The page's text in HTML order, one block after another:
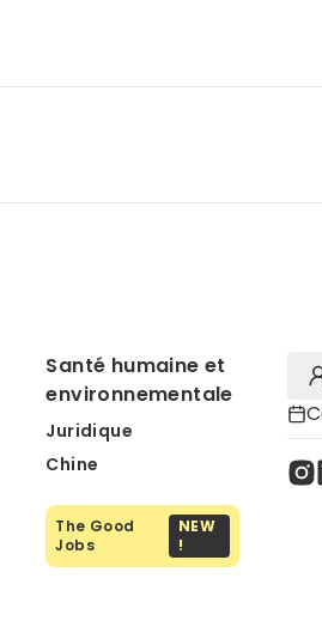
Santé humaine et
environnementale
Juridique
Chine
The Good
Jobs
NEW
!